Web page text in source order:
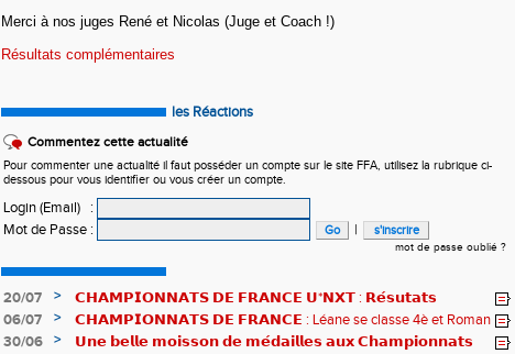
Merci à nos juges René et Nicolas (Juge et Coach !)
Résultats complémentaires
les Réactions
Commentez cette actualité
Pour commenter une actualité il faut posséder un compte sur le site FFA, utilisez la rubrique ci-
dessous pour vous identifier ou vous créer un compte.
Login (Email)
:
Mot de Passe : |
mot de passe oublié ?
20/07 >
𝗖𝗛𝗔𝗠𝗣𝗜𝗢𝗡𝗡𝗔𝗧𝗦 𝗗𝗘 𝗙𝗥𝗔𝗡𝗖𝗘 𝗨*𝗡𝗫𝗧 : 𝗥𝗲́𝘀𝘂𝘁𝗮𝘁𝘀
𝗵𝗶𝘀𝘁𝗼𝗿𝗶𝗾𝘂𝗲𝘀 !
06/07 >
𝗖𝗛𝗔𝗠𝗣𝗜𝗢𝗡𝗡𝗔𝗧𝗦 𝗗𝗘 𝗙𝗥𝗔𝗡𝗖𝗘 : Léane se classe 4è et Roman
83è !
30/06 >
𝗨𝗻𝗲 𝗯𝗲𝗹𝗹𝗲 𝗺𝗼𝗶𝘀𝘀𝗼𝗻 𝗱𝗲 𝗺𝗲́𝗱𝗮𝗶𝗹𝗹𝗲𝘀 𝗮𝘂𝘅 𝗖𝗵𝗮𝗺𝗽𝗶𝗼𝗻𝗻𝗮𝘁𝘀